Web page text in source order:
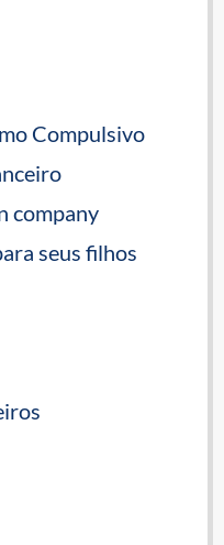
Compulsivo
company
seus filhos